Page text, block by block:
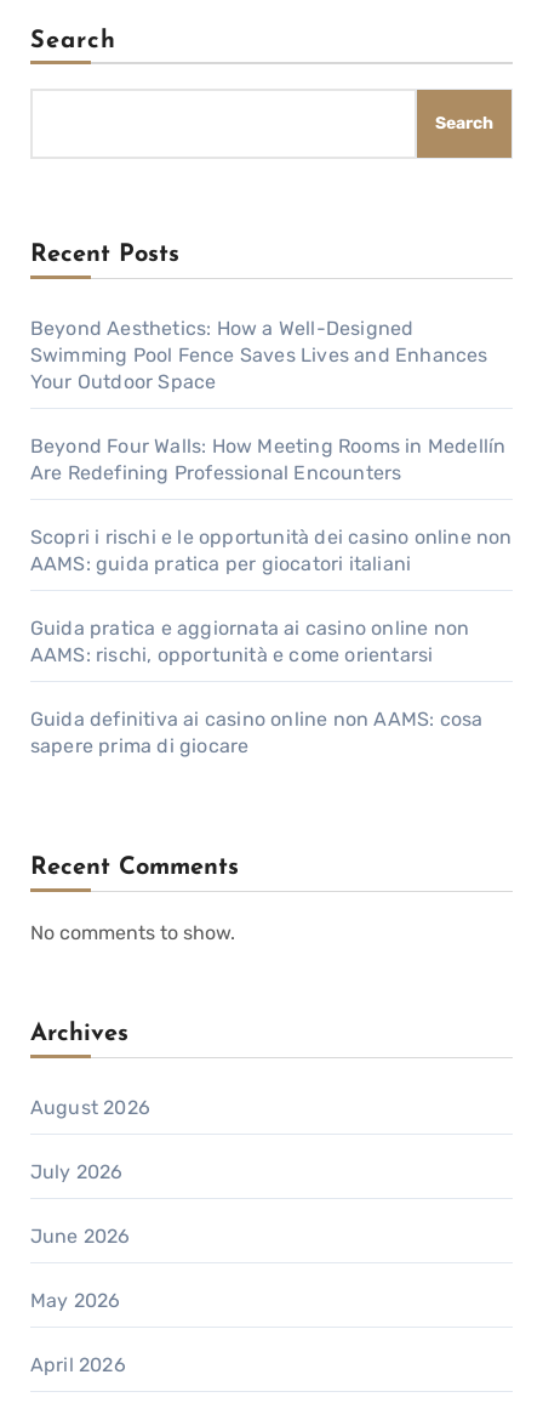
Search
Search
Recent Posts
Beyond Aesthetics: How a Well-Designed
Swimming Pool Fence Saves Lives and Enhances
Your Outdoor Space
Beyond Four Walls: How Meeting Rooms in Medellín
Are Redefining Professional Encounters
Scopri i rischi e le opportunità dei casino online non
AAMS: guida pratica per giocatori italiani
Guida pratica e aggiornata ai casino online non
AAMS: rischi, opportunità e come orientarsi
Guida definitiva ai casino online non AAMS: cosa
sapere prima di giocare
Recent Comments
No comments to show.
Archives
August 2026
July 2026
June 2026
May 2026
April 2026